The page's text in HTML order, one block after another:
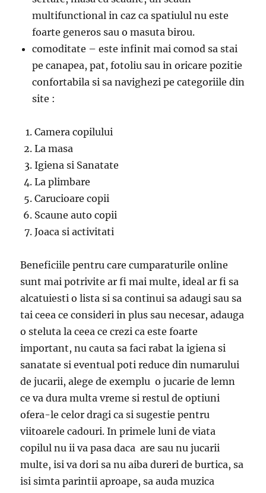
multifunctional in caz ca spatiulul nu este
foarte generos sau o masuta birou.
comoditate – este infinit mai comod sa stai
pe canapea, pat, fotoliu sau in oricare pozitie
confortabila si sa navighezi pe categoriile din
site :
Camera copilului
La masa
Igiena si Sanatate
La plimbare
Carucioare copii
Scaune auto copii
Joaca si activitati
Beneficiile pentru care cumparaturile online
sunt mai potrivite ar fi mai multe, ideal ar fi sa
alcatuiesti o lista si sa continui sa adaugi sau sa
tai ceea ce consideri in plus sau necesar, adauga
o steluta la ceea ce crezi ca este foarte
important, nu cauta sa faci rabat la igiena si
sanatate si eventual poti reduce din numarului
de jucarii, alege de exemplu o jucarie de lemn
ce va dura multa vreme si restul de optiuni
ofera-le celor dragi ca si sugestie pentru
viitoarele cadouri. In primele luni de viata
copilul nu ii va pasa daca are sau nu jucarii
multe, isi va dori sa nu aiba dureri de burtica, sa
isi simta parintii aproape, sa auda muzica